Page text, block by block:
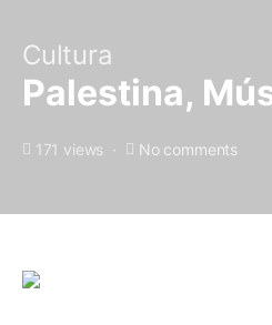
Cultura
Palestina,
171 views No comments